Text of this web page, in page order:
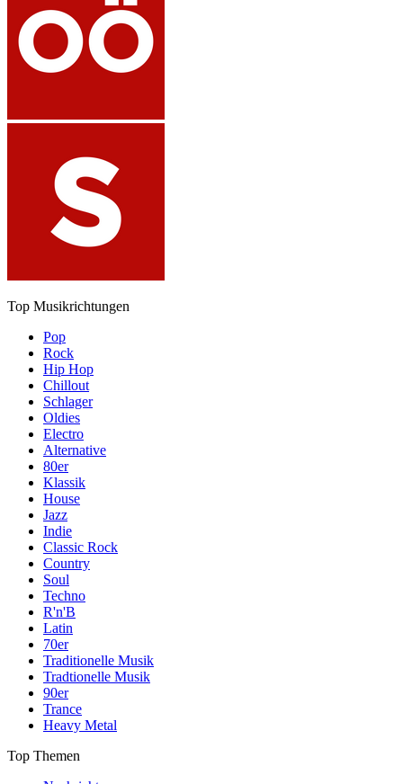
Top Musikrichtungen
Pop
Rock
Hip Hop
Chillout
Schlager
Oldies
Electro
Alternative
80er
Klassik
House
Jazz
Indie
Classic Rock
Country
Soul
Techno
R'n'B
Latin
70er
Traditionelle Musik
Tradtionelle Musik
90er
Trance
Heavy Metal
Top Themen